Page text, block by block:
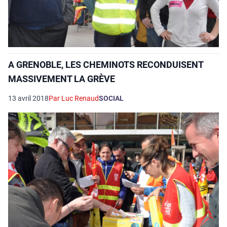
A GRENOBLE, LES CHEMINOTS RECONDUISENT
MASSIVEMENT LA GRÈVE
13 avril 2018Par Luc RenaudSOCIAL